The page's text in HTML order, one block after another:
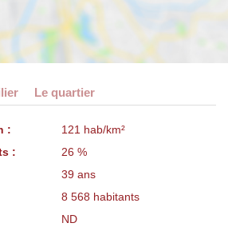
Le quartier
:
121 hab/km²
:
26 %
39 ans
8 568 habitants
ND